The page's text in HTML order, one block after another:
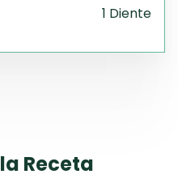
1 Diente
Receta